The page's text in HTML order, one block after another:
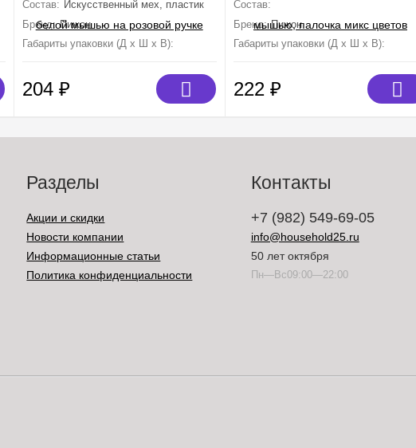
см×1 см
Состав: Искусственный мех, пластик
Бренд: Пижон
Габариты упаковки (Д х Ш х В):
42 см×8 см×2 см
204 ₽
Состав:
Искусственный мех,
Бренд: Пижон
Габариты упаковки (Д х Ш х В):
222 ₽
Разделы
Акции и скидки
Новости компании
Информационные статьи
Политика конфиденциальности
Контакты
+7 (982) 549-69-05
info@household25.ru
50 лет октября
Пн—Вс09:00—22:00